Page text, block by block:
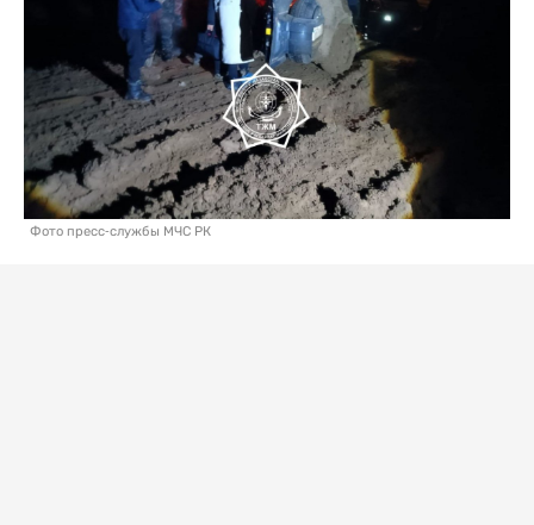
Фото пресс-службы МЧС РК